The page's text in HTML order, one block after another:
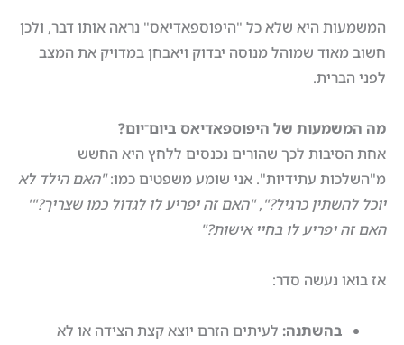
המשמעות היא שלא כל "היפוספאדיאס" נראה אותו דבר, ולכן
חשוב מאוד שמוהל מנוסה יבדוק ויאבחן במדויק את המצב
לפני הברית.
מה המשמעות של היפוספאדיאס ביום־יום?
אחת הסיבות לכך שהורים נכנסים ללחץ היא החשש
מ"השלכות עתידיות". אני שומע משפטים כמו:"האם הילד לא
יוכל להשתין כרגיל?"
,
"האם זה יפריע לו לגדול כמו שצריך?"'
האם זה יפריע לו בחיי אישות?"
אז בואו נעשה סדר:
בהשתנה: לעיתים הזרם יוצא קצת הצידה או לא